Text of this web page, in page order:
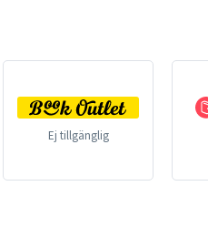
Ej tillgänglig